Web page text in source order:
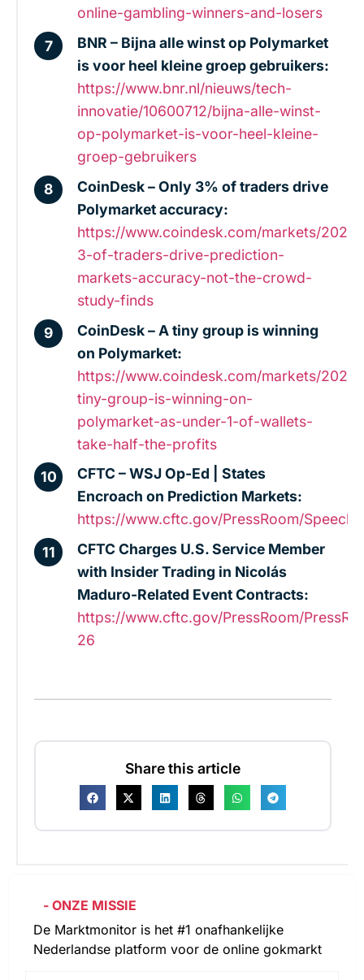
online-gambling-winners-and-losers
BNR – Bijna alle winst op Polymarket
is voor heel kleine groep gebruikers:
https://www.bnr.nl/nieuws/tech-
innovatie/10600712/bijna-alle-winst-
op-polymarket-is-voor-heel-kleine-
groep-gebruikers
CoinDesk – Only 3% of traders drive
Polymarket accuracy:
https://www.coindesk.com/markets/
3-of-traders-drive-prediction-
markets-accuracy-not-the-crowd-
study-finds
CoinDesk – A tiny group is winning
on Polymarket:
https://www.coindesk.com/markets/
tiny-group-is-winning-on-
polymarket-as-under-1-of-wallets-
take-half-the-profits
CFTC – WSJ Op-Ed | States
Encroach on Prediction Markets:
https://www.cftc.gov/PressRoom/
CFTC Charges U.S. Service Member
with Insider Trading in Nicolás
Maduro-Related Event Contracts:
https://www.cftc.gov/PressRoom/
26
Share this article
- ONZE MISSIE
De Marktmonitor is het #1 onafhankelijke
Nederlandse platform voor de online gokmarkt